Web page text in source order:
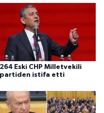
264 Eski CHP Milletvekili
partiden istifa etti